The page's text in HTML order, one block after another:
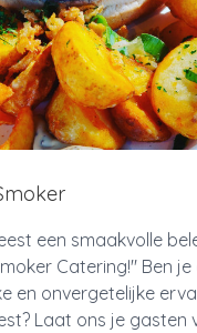
een smaakvolle
Catering!" Ben
en onvergetelijke
Laat ons je gasten